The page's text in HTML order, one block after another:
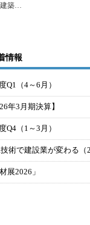
築／
情報
Q1（4～6月）
年3月期決算】
Q4（1～3月）
で建設業が変わる（
展2026」